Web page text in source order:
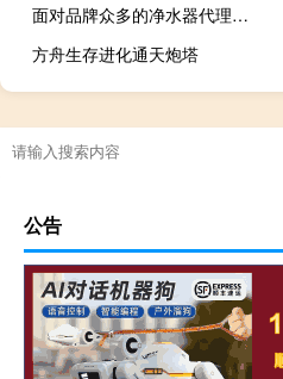
面对品牌众多的净水器代理商该如何选厂家?
方舟生存进化通天炮塔
公告